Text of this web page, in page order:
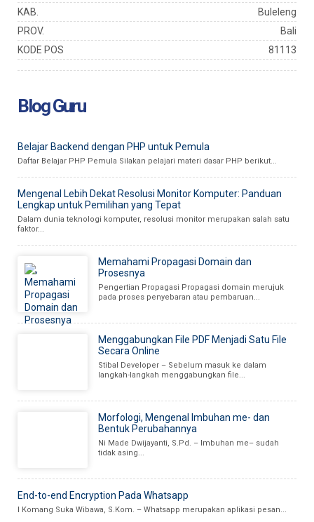
KAB.
Buleleng
PROV.
Bali
KODE POS
81113
Blog Guru
Belajar Backend dengan PHP untuk Pemula
Daftar Belajar PHP Pemula Silakan pelajari materi dasar PHP berikut...
Mengenal Lebih Dekat Resolusi Monitor Komputer: Panduan
Lengkap untuk Pemilihan yang Tepat
Dalam dunia teknologi komputer, resolusi monitor merupakan salah satu
faktor...
Memahami Propagasi Domain dan
Prosesnya
Pengertian Propagasi Propagasi domain merujuk
pada proses penyebaran atau pembaruan...
Menggabungkan File PDF Menjadi Satu File
Secara Online
Stibal Developer – Sebelum masuk ke dalam
langkah-langkah menggabungkan file...
Morfologi, Mengenal Imbuhan me- dan
Bentuk Perubahannya
Ni Made Dwijayanti, S.Pd. – Imbuhan me– sudah
tidak asing...
End-to-end Encryption Pada Whatsapp
I Komang Suka Wibawa, S.Kom. – Whatsapp merupakan aplikasi pesan...